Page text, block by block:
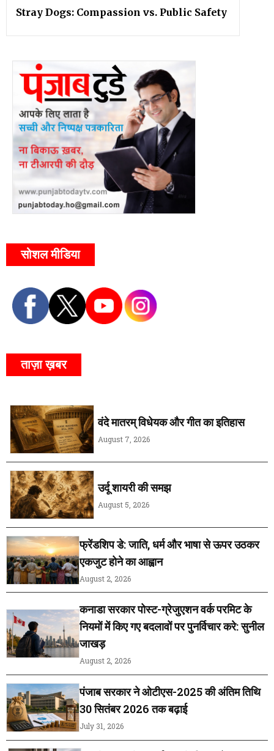
Stray Dogs: Compassion vs. Public Safety
सोशल मीडिया
ताज़ा ख़बर
वंदे मातरम् विधेयक और गीत का इतिहास
August 7, 2026
उर्दू शायरी की समझ
August 5, 2026
फ्रेंडशिप डे: जाति, धर्म और भाषा से ऊपर उठकर
एकजुट होने का आह्वान
August 2, 2026
कनाडा सरकार पोस्ट-ग्रेजुएशन वर्क परमिट के
नियमों में किए गए बदलावों पर पुनर्विचार करे: सुनील
जाखड़
August 2, 2026
पंजाब सरकार ने ओटीएस-2025 की अंतिम तिथि
30 सितंबर 2026 तक बढ़ाई
July 31, 2026